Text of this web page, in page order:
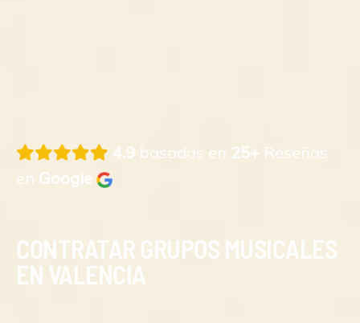
4.9 basadas en 25+ Reseñas
en Google
CONTRATAR GRUPOS MUSICALES
EN VALENCIA